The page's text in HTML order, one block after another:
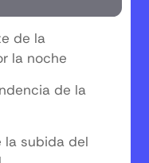
de la
la noche
de la
subida del